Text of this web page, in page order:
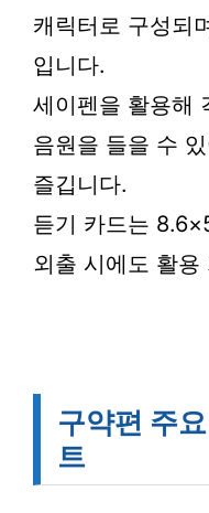
캐릭터로 구성되
입니다.
세이펜을 활용해
음원을 들을 수
즐깁니다.
듣기 카드는
외출 시에도 활용
구약편 주
트